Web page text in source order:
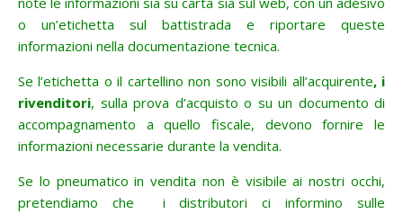
o un’etichetta sul battistrada e riportare queste
informazioni nella documentazione tecnica.
Se l’etichetta o il cartellino non sono visibili all’acquirente, i
rivenditori, sulla prova d’acquisto o su un documento di
accompagnamento a quello fiscale, devono fornire le
informazioni necessarie durante la vendita.
Se lo pneumatico in vendita non è visibile ai nostri occhi,
pretendiamo che i distributori ci informino sulle